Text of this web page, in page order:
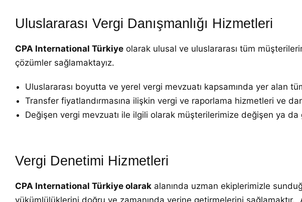
Uluslararası Vergi Danışmanlığı Hizmetleri
CPA International Türkiye olarak ulusal ve uluslararası tüm
çözümler sağlamaktayız.
Uluslararası boyutta ve yerel vergi mevzuatı kapsamında yer alan
Transfer fiyatlandırmasına ilişkin vergi ve raporlama hizmetleri ve
Değişen vergi mevzuatı ile ilgili olarak müşterilerimize değişen ya
Vergi Denetimi Hizmetleri
CPA International Türkiye olarak alanında uzman ekiplerimizle
yükümlülüklerini doğru ve zamanında yerine getirmelerini